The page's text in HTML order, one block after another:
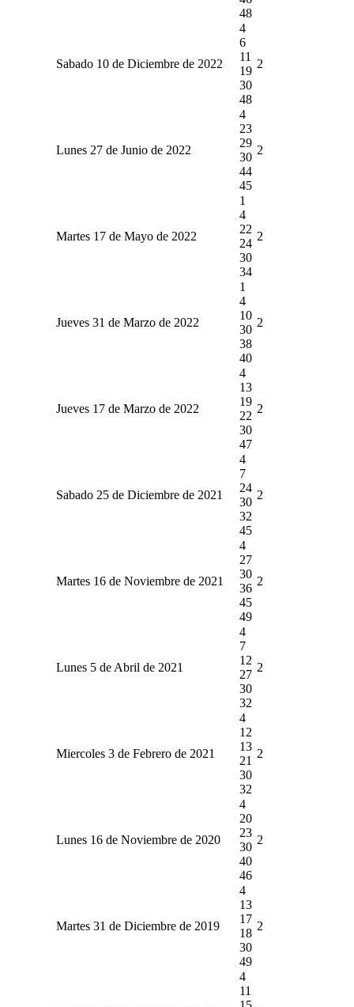
48
Sabado 10 de Diciembre de 2022
4
6
11
19
30
48
2
Lunes 27 de Junio de 2022
4
23
29
30
44
45
2
Martes 17 de Mayo de 2022
1
4
22
24
30
34
2
Jueves 31 de Marzo de 2022
1
4
10
30
38
40
2
Jueves 17 de Marzo de 2022
4
13
19
22
30
47
2
Sabado 25 de Diciembre de 2021
4
7
24
30
32
45
2
Martes 16 de Noviembre de 2021
4
27
30
36
45
49
2
Lunes 5 de Abril de 2021
4
7
12
27
30
32
2
Miercoles 3 de Febrero de 2021
4
12
13
21
30
32
2
Lunes 16 de Noviembre de 2020
4
20
23
30
40
46
2
Martes 31 de Diciembre de 2019
4
13
17
18
30
49
2
4
11